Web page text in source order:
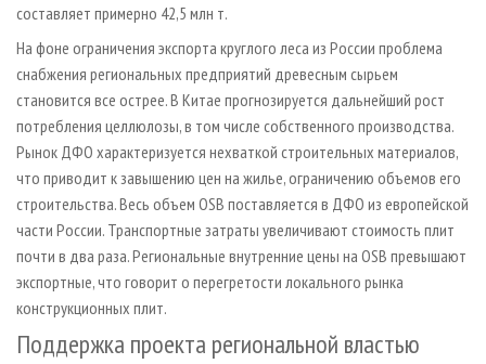
составляет примерно 42,5 млн т.
На фоне ограничения экспорта круглого леса из России проблема
снабжения региональных предприятий древесным сырьем
становится все острее. В Китае прогнозируется дальнейший рост
потребления целлюлозы, в том числе собственного производства.
Рынок ДФО характеризуется нехваткой строительных материалов,
что приводит к завышению цен на жилье, ограничению объемов его
строительства. Весь объем OSB поставляется в ДФО из европейской
части России. Транспортные затраты увеличивают стоимость плит
почти в два раза. Региональные внутренние цены на OSB превышают
экспортные, что говорит о перегретости локального рынка
конструкционных плит.
Поддержка проекта региональной властью